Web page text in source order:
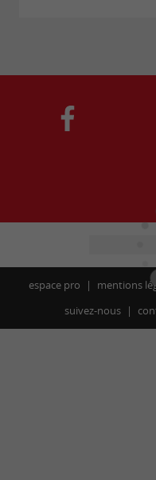
espace pro mentions
suivez-nous